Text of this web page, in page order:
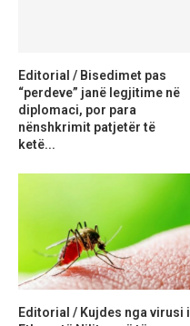
Editorial / Bisedimet pas
“perdeve” janë legjitime në
diplomaci, por para
nënshkrimit patjetër të
ketë...
Editorial / Kujdes nga virusi i